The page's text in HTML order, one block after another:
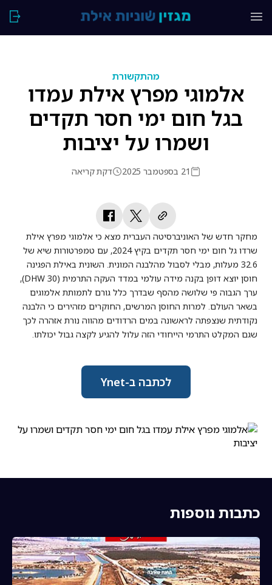
מהתקשורת
אלמוגי מפרץ אילת עמדו
בגל חום ימי חסר תקדים
ושמרו על יציבות
21 בספטמבר 2025 דקת קריאה
מחקר חדש של האוניברסיטה העברית מצא כי אלמוגי מפרץ אילת
שרדו גל חום ימי חסר תקדים בקיץ 2024, עם טמפרטורות שיא של
32.6 מעלות, מבלי לסבול מהלבנה המונית. השונית באילת הפגינה
חוסן יוצא דופן בקנה מידה עולמי במדד העקה התרמית (30 DHW),
ערך הגבוה פי שלושה מהסף שבדרך כלל גורם לתמותת אלמוגים
בשאר העולם. למרות החוסן המרשים, החוקרים מזהירים כי הלבנה
נקודתית שנצפתה לראשונה במים הרדודים מהווה נורת אזהרה לכך
שגם המקלט התרמי הייחודי הזה עלול להגיע לקצה גבול יכולתו.
לכתבה ב-Ynet
כתבות נוספות